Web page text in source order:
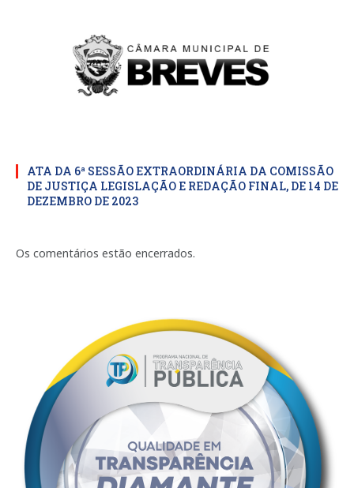
ATA DA 6ª SESSÃO EXTRAORDINÁRIA DA COMISSÃO
DE JUSTIÇA LEGISLAÇÃO E REDAÇÃO FINAL, DE 14 DE
DEZEMBRO DE 2023
Os comentários estão encerrados.